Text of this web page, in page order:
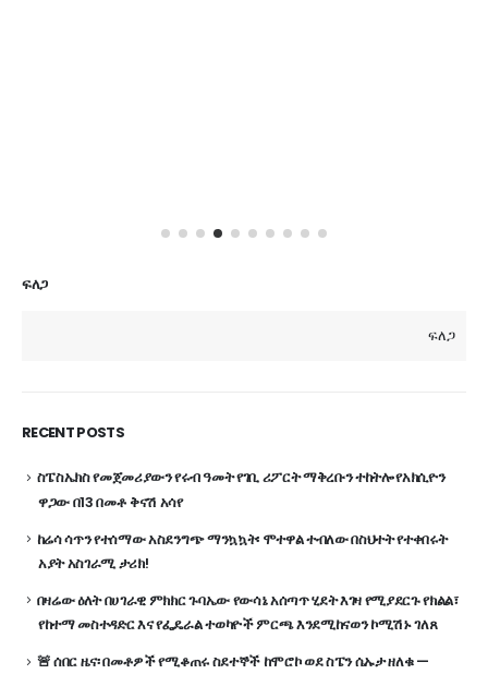
ፍለጋ
ፍለጋ
RECENT POSTS
ስፔስኤክስ የመጀመሪያውን የሩብ ዓመት የገቢ ሪፖርት ማቅረቡን ተከትሎ የአክሲዮን
ዋጋው በ13 በመቶ ቅናሽ አሳየ
ከሬሳ ሳጥን የተሰማው አስደንግጭ ማንኳኳት፡ ሞተዋል ተብለው በስህተት የተቀበሩት
አያት አስገራሚ ታሪክ!
በዛሬው ዕለት በሀገራዊ ምክክር ጉባኤው የውሳኔ አሰጣጥ ሂደት እገዛ የሚያደርጉ የክልል፣
የከተማ መስተዳድር እና የፌዴራል ተወካዮች ምርጫ እንደሚከናወን ኮሚሽኑ ገለጸ
🚨 ሰበር ዜና፡ በመቶዎች የሚቆጠሩ ስደተኞች ከሞሮኮ ወደ ስፔን ሴኡታ ዘለቁ —